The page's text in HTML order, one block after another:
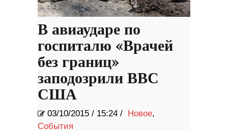
В авиаударе по
госпиталю «Врачей
без границ»
заподозрили ВВС
США
03/10/2015 / 15:24 / Новое,
События